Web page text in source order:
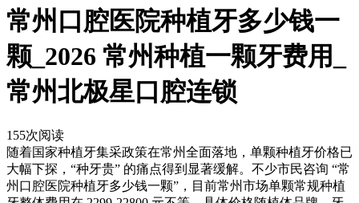
常州口腔医院种植牙多少钱一
颗_2026 常州种植一颗牙费用_
常州北极星口腔连锁
155次阅读
随着国家种植牙集采政策在常州全面落地，单颗种植牙价格已
大幅下探，“种牙贵” 的痛点得到显著缓解。不少市民咨询 “常
州口腔医院种植牙多少钱一颗”，目前常州市场单颗常规种植